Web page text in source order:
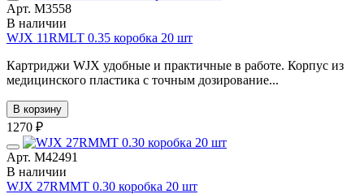
Арт. М3558
В наличии
WJX 11RMLT 0.35 коробка 20 шт
Картриджи WJX удобные и практичные в работе. Корпус из
медицинского пластика с точным дозирование...
В корзину
1270 ₽
Арт. М42491
В наличии
WJX 27RMMT 0.30 коробка 20 шт